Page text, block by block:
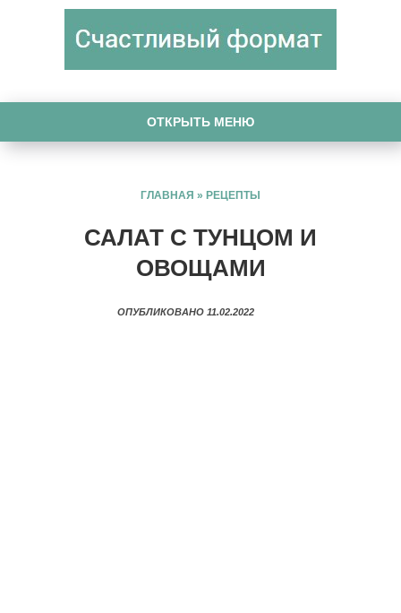
ОТКРЫТЬ МЕНЮ
ГЛАВНАЯ » РЕЦЕПТЫ
САЛАТ С ТУНЦОМ И
ОВОЩАМИ
ОПУБЛИКОВАНО 11.02.2022